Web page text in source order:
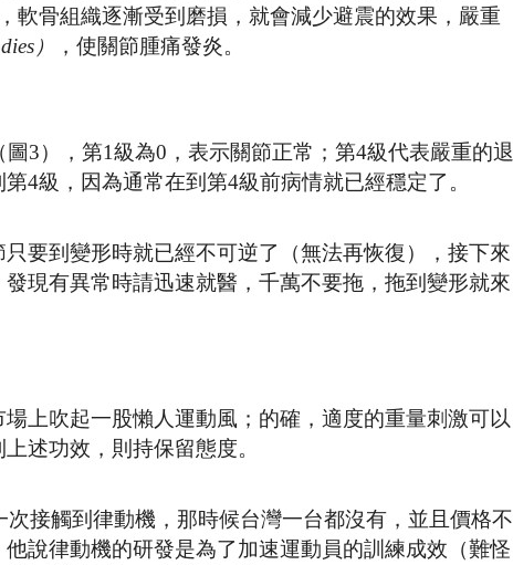
軟骨組織逐漸受到磨損，就會減少避震的效果，嚴重
） ，使關節腫痛發炎。
3），第1級為0，表示關節正常；第4級代表嚴重的退
4級，因為通常在到第4級前病情就已經穩定了。
要到變形時就已經不可逆了（無法再恢復），接下來
現有異常時請迅速就醫，千萬不要拖，拖到變形就來
上吹起一股懶人運動風；的確，適度的重量刺激可以
述功效，則持保留態度。
接觸到律動機，那時候台灣一台都沒有，並且價格不
說律動機的研發是為了加速運動員的訓練成效（難怪